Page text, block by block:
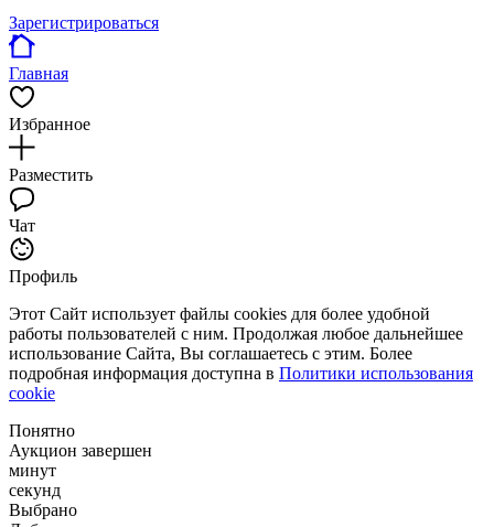
Зарегистрироваться
Главная
Избранное
Разместить
Чат
Профиль
Этот Сайт использует файлы cookies для более удобной
работы пользователей с ним. Продолжая любое дальнейшее
использование Сайта, Вы соглашаетесь с этим. Более
подробная информация доступна в Политики использования
cookie
Понятно
Аукцион завершен
минут
секунд
Выбрано